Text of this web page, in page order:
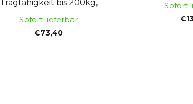
bis 200kg,
Sofort lieferbar
€73,40
Sofort